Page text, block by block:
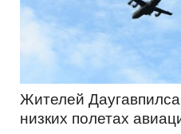
Жителей
низких полетах